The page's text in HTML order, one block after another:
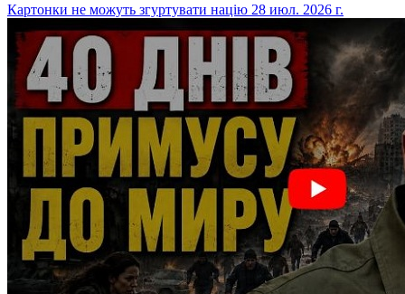
​Картонки не можуть згуртувати націю 28 июл. 2026 г.